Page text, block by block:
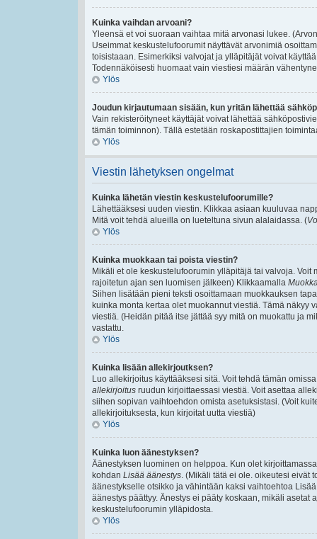
Kuinka vaihdan arvoani?
Yleensä et voi suoraan vaihtaa mitä arvonasi lukee.
Useimmat keskustelufoorumit näyttävät arvonimiä
toisistaaan. Esimerkiksi valvojat ja ylläpitäjät voivat
Todennäköisesti huomaat vain viestiesi määrän
Ylös
Joudun kirjautumaan sisään, kun yritän lähettää
Vain rekisteröityneet käyttäjät voivat lähettää
tämän toiminnon). Tällä estetään roskapostittajien
Ylös
Viestin lähetyksen ongelmat
Kuinka lähetän viestin keskustelufoorumille?
Lähettääksesi uuden viestin. Klikkaa asiaan kuuluvaa
Mitä voit tehdä alueilla on lueteltuna sivun alalaidassa. (
Ylös
Kuinka muokkaan tai poista viestin?
Mikäli et ole keskustelufoorumin ylläpitäjä tai valvoja.
rajoitetun ajan sen luomisen jälkeen) Klikkaamalla
Siihen lisätään pieni teksti osoittamaan muokkauksen
kuinka monta kertaa olet muokannut viestiä. Tämä näkyy
viestiä. (Heidän pitää itse jättää syy mitä on muokattu ja
vastattu.
Ylös
Kuinka lisään allekirjoutksen?
Luo allekirjoitus käyttääksesi sitä. Voit tehdä tämän
allekirjoitus ruudun kirjoittaessasi viestiä. Voit asettaa
siihen sopivan vaihtoehdon omista asetuksistasi. (Voit
allekirjoituksesta, kun kirjoitat uutta viestiä)
Ylös
Kuinka luon äänestyksen?
Äänestyksen luominen on helppoa. Kun olet
kohdan Lisää äänestys. (Mikäli tätä ei ole. oikeutesi eivät
äänestykselle otsikko ja vähintään kaksi vaihtoehtoa
äänestys päättyy. Änestys ei pääty koskaan, mikäli
keskustelufoorumin ylläpidosta.
Ylös